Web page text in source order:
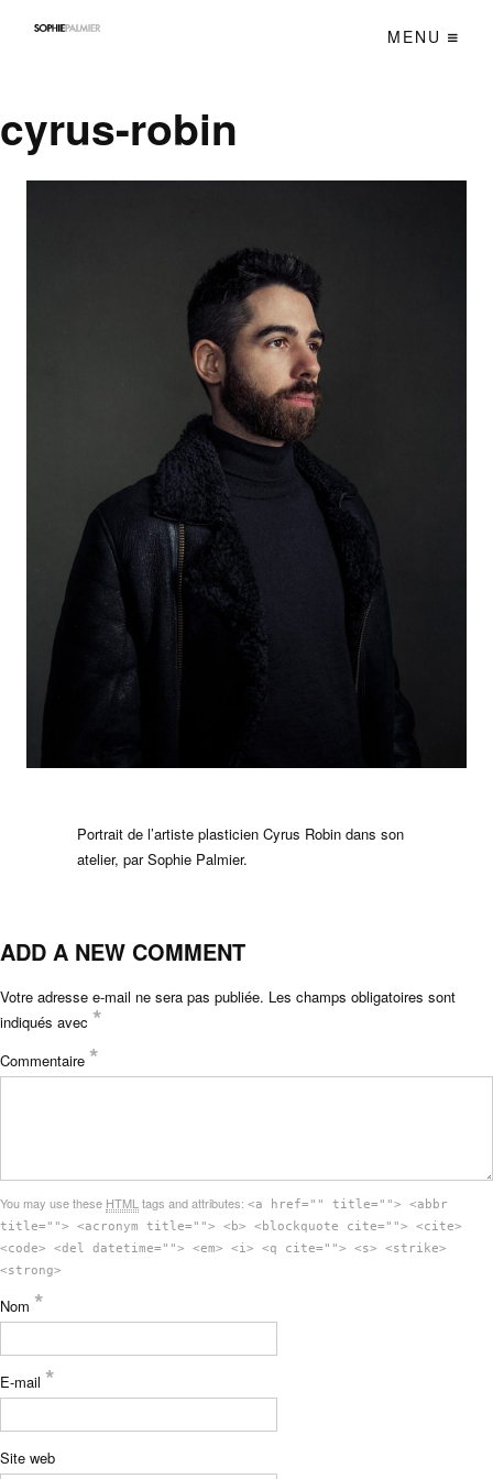
MENU
cyrus-robin
Portrait de l’artiste plasticien Cyrus Robin dans son
atelier, par Sophie Palmier.
ADD A NEW COMMENT
Votre adresse e-mail ne sera pas publiée. Les champs obligatoires sont
indiqués avec *
Commentaire *
You may use these HTML tags and attributes: <a href="" title=""> <abbr
title=""> <acronym title=""> <b> <blockquote cite=""> <cite>
<code> <del datetime=""> <em> <i> <q cite=""> <s> <strike>
<strong>
Nom *
E-mail *
Site web